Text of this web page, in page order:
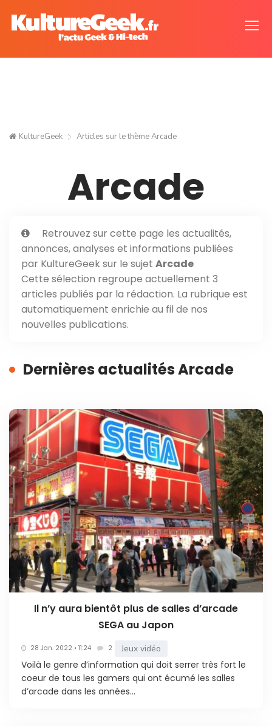
KultureGeek Articles sur le thèmeArcade
Arcade
Retrouvez sur cette page les actualités,
annonces, analyses et informations publiées
par KultureGeek sur le sujet Arcade
Cette sélection regroupe actuellement 3
articles publiés par la rédaction. La rubrique est
automatiquement enrichie au fil de nos
nouvelles publications.
Dernières actualités Arcade
Il n’y aura bientôt plus de salles d’arcade
SEGA au Japon
28 Jan. 2022 • 11:24 2 Jeux vidéo
Voilà le genre d’information qui doit serrer très fort le
coeur de tous les gamers qui ont écumé les salles
d’arcade dans les années...